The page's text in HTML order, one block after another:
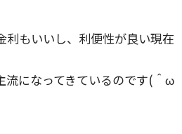
もいいし、利便性が良い現在
になってきているのです(＾ω